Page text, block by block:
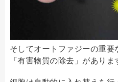
そしてオートファジーの重要
「有害物質の除去」がありま